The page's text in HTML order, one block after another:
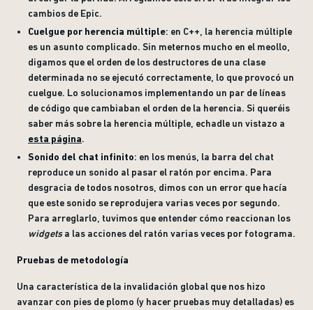
cambios de Epic.
Cuelgue por herencia múltiple: en C++, la herencia múltiple
es un asunto complicado. Sin meternos mucho en el meollo,
digamos que el orden de los destructores de una clase
determinada no se ejecutó correctamente, lo que provocó un
cuelgue. Lo solucionamos implementando un par de líneas
de código que cambiaban el orden de la herencia. Si queréis
saber más sobre la herencia múltiple, echadle un vistazo a
esta página.
Sonido del chat infinito: en los menús, la barra del chat
reproduce un sonido al pasar el ratón por encima. Para
desgracia de todos nosotros, dimos con un error que hacía
que este sonido se reprodujera varias veces por segundo.
Para arreglarlo, tuvimos que entender cómo reaccionan los
widgetsa las acciones del ratón varias veces por fotograma.
Pruebas de metodología
Una característica de la invalidación global que nos hizo
avanzar con pies de plomo (y hacer pruebas muy detalladas) es